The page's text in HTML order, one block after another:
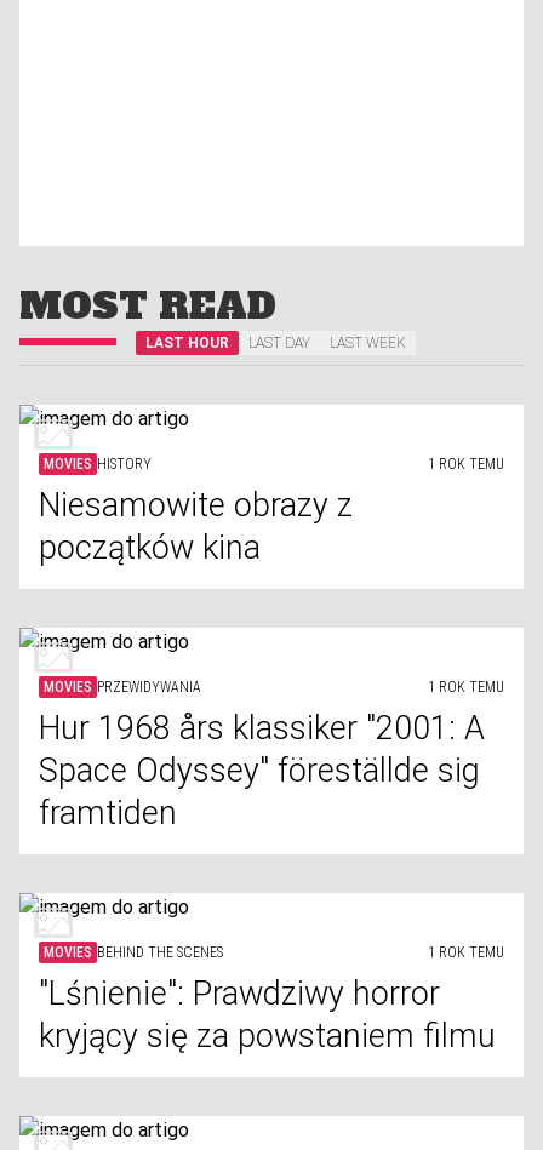
MOST READ
LAST HOUR LAST DAY LAST WEEK
MOVIES HISTORY 1 ROK TEMU
Niesamowite obrazy z
początków kina
MOVIES PRZEWIDYWANIA 1 ROK TEMU
Hur 1968 års klassiker "2001: A
Space Odyssey" föreställde sig
framtiden
MOVIES BEHIND THE SCENES 1 ROK TEMU
"Lśnienie": Prawdziwy horror
kryjący się za powstaniem filmu